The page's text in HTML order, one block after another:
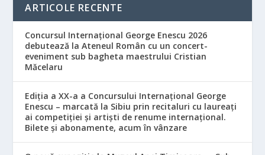
ARTICOLE RECENTE
Concursul Internațional George Enescu 2026
debutează la Ateneul Român cu un concert-
eveniment sub bagheta maestrului Cristian
Măcelaru
Ediția a XX-a a Concursului Internațional George
Enescu – marcată la Sibiu prin recitaluri cu laureați
ai competiției și artiști de renume internațional.
Bilete și abonamente, acum în vânzare